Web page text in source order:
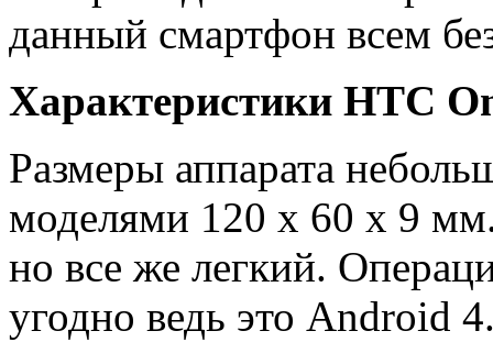
данный смартфон всем
Характеристики HTC
Размеры аппарата
моделями 120 x 60 x 9
но все же легкий.
угодно ведь это Android